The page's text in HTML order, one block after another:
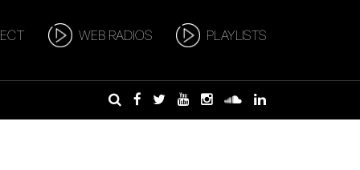
PLAYLISTS
WEB RADIOS